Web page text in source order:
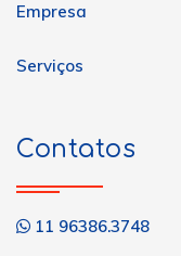
Empresa
Serviços
Contatos
11 96386.3748